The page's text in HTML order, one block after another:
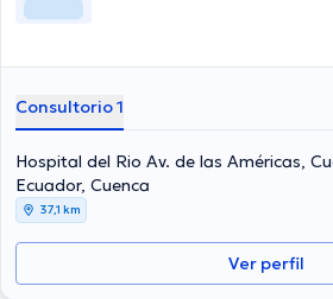
Consultorio 1
Hospital del Rio Av. de las Américas,
Ecuador, Cuenca
37,1 km
Ver perfil